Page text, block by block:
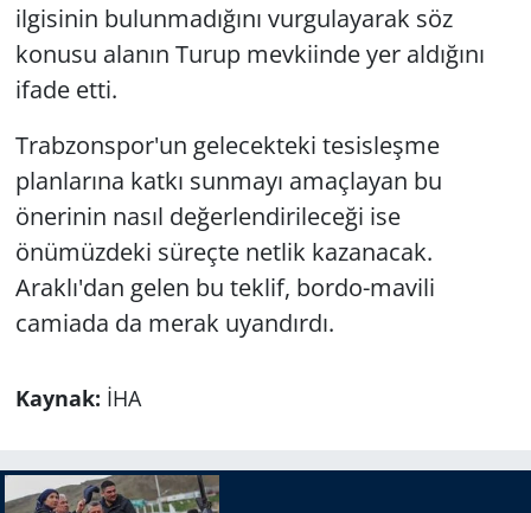
ilgisinin bulunmadığını vurgulayarak söz
konusu alanın Turup mevkiinde yer aldığını
ifade etti.
Trabzonspor'un gelecekteki tesisleşme
planlarına katkı sunmayı amaçlayan bu
önerinin nasıl değerlendirileceği ise
önümüzdeki süreçte netlik kazanacak.
Araklı'dan gelen bu teklif, bordo-mavili
camiada da merak uyandırdı.
Kaynak: İHA